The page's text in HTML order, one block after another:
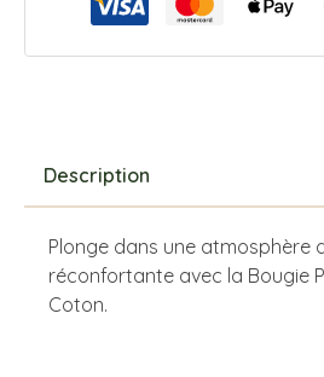
Description
Plonge dans une atmosphère
réconfortante avec la Bougie
Coton.